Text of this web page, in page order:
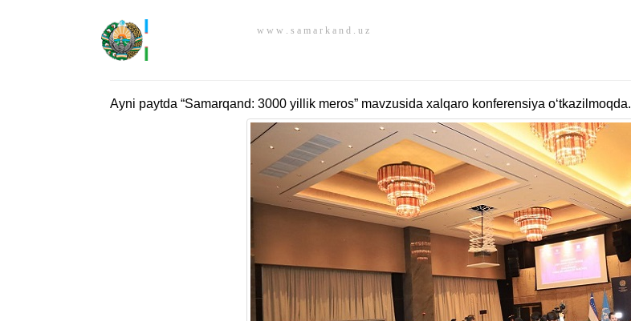
w w w . s a m a r k a n d . u z
Ayni paytda “Samarqand: 3000 yillik meros” mavzusida xalqaro konferensiya o‘tkazilmoqda.